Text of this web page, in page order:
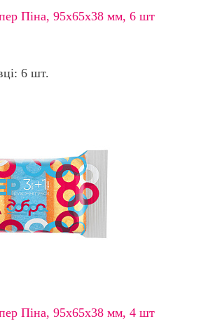
Піна, 95х65х38 мм, 6 шт
6 шт.
Піна, 95х65х38 мм, 4 шт